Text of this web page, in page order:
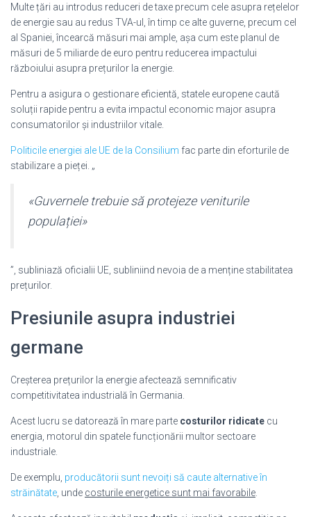
Multe țări au introdus reduceri de taxe precum cele asupra rețelelor
de energie sau au redus TVA-ul, în timp ce alte guverne, precum cel
al Spaniei, încearcă măsuri mai ample, așa cum este planul de
măsuri de 5 miliarde de euro pentru reducerea impactului
războiului asupra prețurilor la energie.
Pentru a asigura o gestionare eficientă, statele europene caută
soluții rapide pentru a evita impactul economic major asupra
consumatorilor și industriilor vitale.
Politicile energiei ale UE de la Consilium fac parte din eforturile de
stabilizare a pieței. „
«Guvernele trebuie să protejeze veniturile
populației»
”, subliniază oficialii UE, subliniind nevoia de a menține stabilitatea
prețurilor.
Presiunile asupra industriei
germane
Creșterea prețurilor la energie afectează semnificativ
competitivitatea industrială în Germania.
Acest lucru se datorează în mare parte costurilor ridicate cu
energia, motorul din spatele funcționării multor sectoare
industriale.
De exemplu, producătorii sunt nevoiți să caute alternative în
străinătate , unde costurile energetice sunt mai favorabile